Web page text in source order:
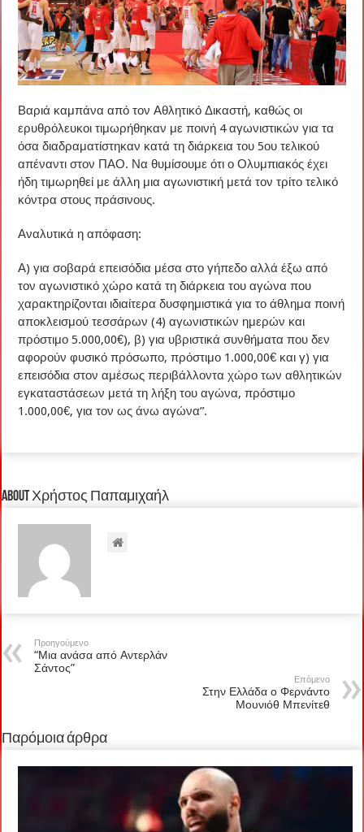
Βαριά καμπάνα από τον Αθλητικό Δικαστή, καθώς οι
ερυθρόλευκοι τιμωρήθηκαν με ποινή 4 αγωνιστικών για τα
όσα διαδραματίστηκαν κατά τη διάρκεια του 5ου τελικού
απέναντι στον ΠΑΟ. Να θυμίσουμε ότι ο Ολυμπιακός έχει
ήδη τιμωρηθεί με άλλη μια αγωνιστική μετά τον τρίτο τελικό
κόντρα στους πράσινους.
Αναλυτικά η απόφαση:
Α) για σοβαρά επεισόδια μέσα στο γήπεδο αλλά έξω από
τον αγωνιστικό χώρο κατά τη διάρκεια του αγώνα που
χαρακτηρίζονται ιδιαίτερα δυσφημιστικά για το άθλημα ποινή
αποκλεισμού τεσσάρων (4) αγωνιστικών ημερών και
πρόστιμο 5.000,00€), β) για υβριστικά συνθήματα που δεν
αφορούν φυσικό πρόσωπο, πρόστιμο 1.000,00€ και γ) για
επεισόδια στον αμέσως περιβάλλοντα χώρο των αθλητικών
εγκαταστάσεων μετά τη λήξη του αγώνα, πρόστιμο
1.000,00€, για τον ως άνω αγώνα”.
About Χρήστος Παπαμιχαήλ
Προηγούμενο
“Μια ανάσα από Αντερλάν
Σάντος”
Επόμενο
Στην Ελλάδα ο Φερνάντο
Μουνιόθ Μπενίτεθ
Παρόμοια άρθρα